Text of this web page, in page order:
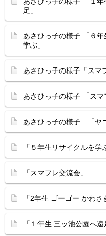
足」
あさひっ子の様子 「６
学ぶ」
あさひっ子の様子「スマ
あさひっ子の様子 「スマ
あさひっ子の様子 「ヤ
「５年生リサイクルを学
「スマフレ交流会」
「2年生 ゴーゴー かわさ
「１年生 三ッ池公園へ遠